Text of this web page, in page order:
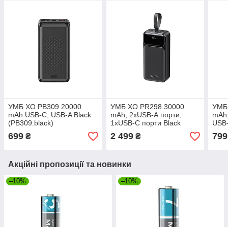
УМБ XO PB309 20000
mAh USB-C, USB-A Black
(PB309.black)
699 ₴
УМБ XO PR298 30000
mAh, 2xUSB-А порти,
1хUSB-C порти Black
(PR298.black)
2 499₴
УМБ
C/
A
799
Акційні пропозиції та новинки
–10% –10%